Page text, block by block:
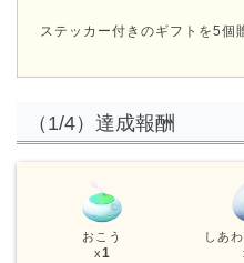
ステッカー付きのギフトを5個
（1/4）達成報酬
おこう
x1
しあ